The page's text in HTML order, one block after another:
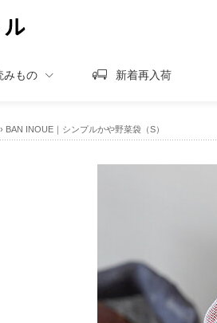
みもの 新着再入荷
› BAN INOUE｜シンプルかや野菜袋（S）